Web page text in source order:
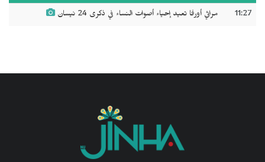
11:27 مراثي أورفا تعيد إحياء أصوات النساء في ذكرى 24 نيسان